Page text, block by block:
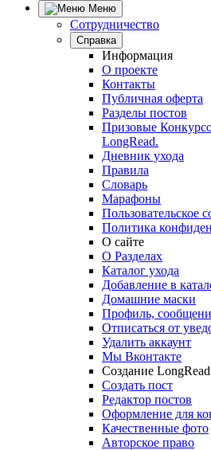
Меню
Сотрудничество
Справка
Информация
О проекте
Контакты
Публичная оферта
Разделы постов
Призовые
LongRead.
Дневник ухода
Правила
Словарь
Марафоны
Пользовательское
Политика
О сайте
О Разделах
Каталог ухода
Добавление в
Домашние маски
Профиль,
Отписаться от
Удалить аккаунт
Мы Вконтакте
Создание
Создать пост
Редактор постов
Оформление для
Качественные фото
Авторское право